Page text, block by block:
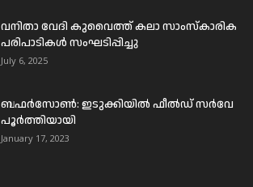
വനിതാ വേദി കുവൈത്ത് കലാ സാംസ്കാരിക
പരിപാടികൾ സംഘടിപ്പിച്ചു
July 6, 2025
ബഫര്‍സോണ്‍: ഇടുക്കിയില്‍ ഫീല്‍ഡ് സര്‍വേ
പൂര്‍ത്തിയായി
January 17, 2023